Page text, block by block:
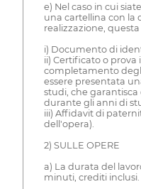
e) Nel caso in cui
una cartellina con la
realizzazione,
i) Documento di
ii) Certificato o
completamento
essere presentata
studi, che garantisca
durante gli anni di
iii) Affidavit di
dell'opera).
2) SULLE OPERE
a) La durata del
minuti, crediti inclusi.